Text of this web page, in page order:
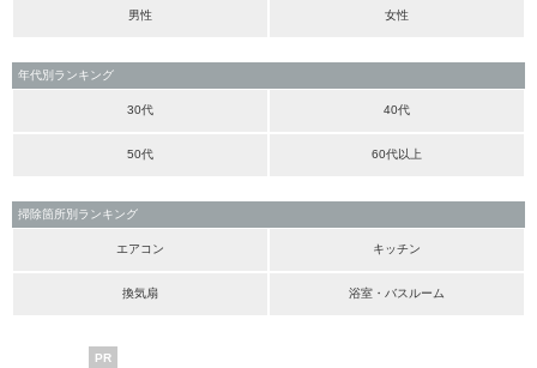
男性 女性
年代別ランキング
30代 40代
50代 60代以上
掃除箇所別ランキング
エアコン キッチン
換気扇 浴室・バスルーム
PR